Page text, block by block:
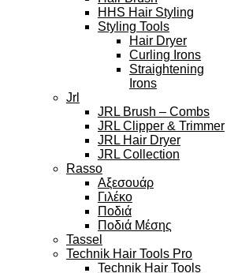
HHS Hair Styling
Styling Tools
Hair Dryer
Curling Irons
Straightening
Irons
Jrl
JRL Brush – Combs
JRL Clipper & Trimmer
JRL Hair Dryer
JRL Collection
Rasso
Αξεσουάρ
Γιλέκο
Ποδιά
Ποδιά Μέσης
Tassel
Technik Hair Tools Pro
Technik Hair Tools